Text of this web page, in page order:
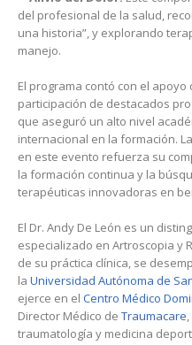
del profesional de la salud,
una historia”, y explorando
manejo.
El programa contó con el
participación de destacados
que aseguró un alto nivel
internacional en la formación.
en este evento refuerza su
la formación continua y la
terapéuticas innovadoras en
El Dr. Andy De León es un
especializado en Artroscopia y
de su práctica clínica, se
la Universidad Autónoma de
ejerce en el Centro Médico
Director Médico de Traumacare
traumatología y medicina